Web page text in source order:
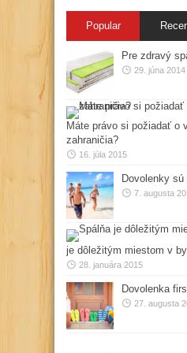
Popular
Pre zdravý
29. júna 2014
Máte právo si požiadať o
zahraničia?
16. júla 2015
Dovolenky
7. augusta
je dôležitým miestom v
28. januára 2015
Dovolenka
27. augusta